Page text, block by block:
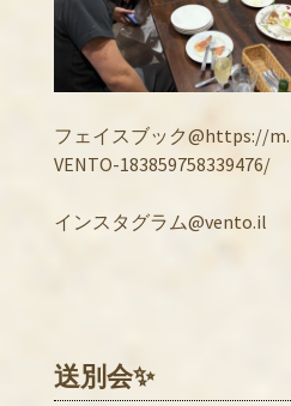
フェイスブック@https://
VENTO-183859758339476/
インスタグラム@vento.il
送別会✨